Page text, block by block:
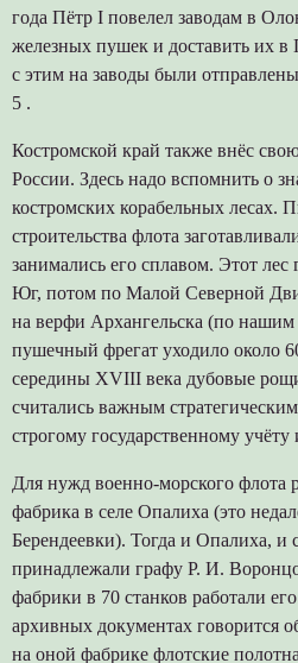
года Пётр I повелел заводам в
железных пушек и доставить их
с этим на заводы были
5 .
Костромской край также внёс
России. Здесь надо вспомнить о
костромских корабельных лесах.
строительства флота
занимались его сплавом. Этот лес
Юг, потом по Малой Северной
на верфи Архангельска (по нашим
пушечный фрегат уходило около
середины XVIII века дубовые
считались важным
строгому государственному учёту
Для нужд военно-морского флота
фабрика в селе Опалиха (это
Берендеевки). Тогда и Опалиха, и
принадлежали графу Р. И.
фабрики в 70 станков работали
архивных документах говорится
на оной фабрике флотские